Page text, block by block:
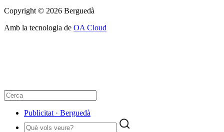
Copyright © 2026 Berguedà
Amb la tecnologia de OA Cloud
Publicitat · Berguedà